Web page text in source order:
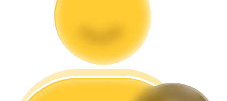
Panduan Pemula Berjangka